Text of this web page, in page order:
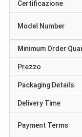
Certificazione
Model Number
Minimum Order
Prezzo
Packaging Details
Delivery Time
Payment Terms